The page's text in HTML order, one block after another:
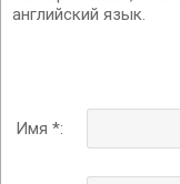
английский язык.
Имя *: